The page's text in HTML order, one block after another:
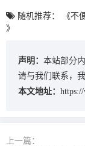
随机推荐： 《不
》
声明： 本站部分
请与我们联系，
本文地址：
上一篇：